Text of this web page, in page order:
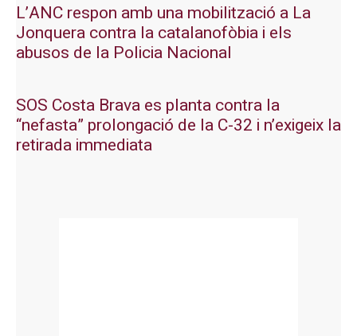
L’ANC respon amb una mobilització a La
Jonquera contra la catalanofòbia i els
abusos de la Policia Nacional
SOS Costa Brava es planta contra la
“nefasta” prolongació de la C-32 i n’exigeix la
retirada immediata